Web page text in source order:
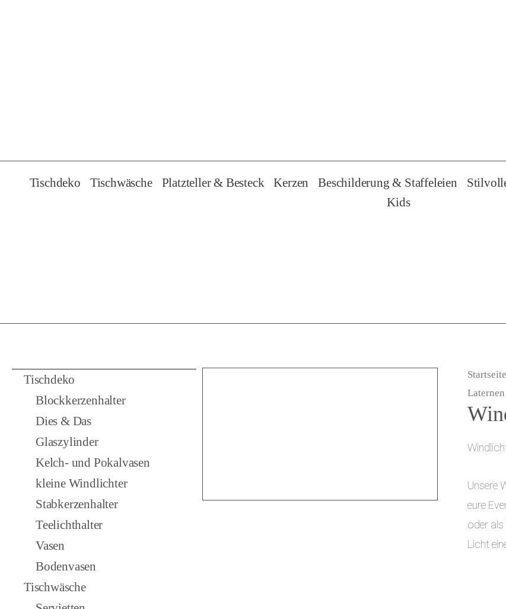
Tischdeko Tischwäsche Platzteller & Besteck Kerzen Beschilderung & Staffeleien
Kids
Tischdeko
Blockkerzenhalter
Dies & Das
Glaszylinder
Kelch- und Pokalvasen
kleine Windlichter
Stabkerzenhalter
Teelichthalter
Vasen
Bodenvasen
Tischwäsche
Startseite
Laternen
Unsere
eure
oder
Licht